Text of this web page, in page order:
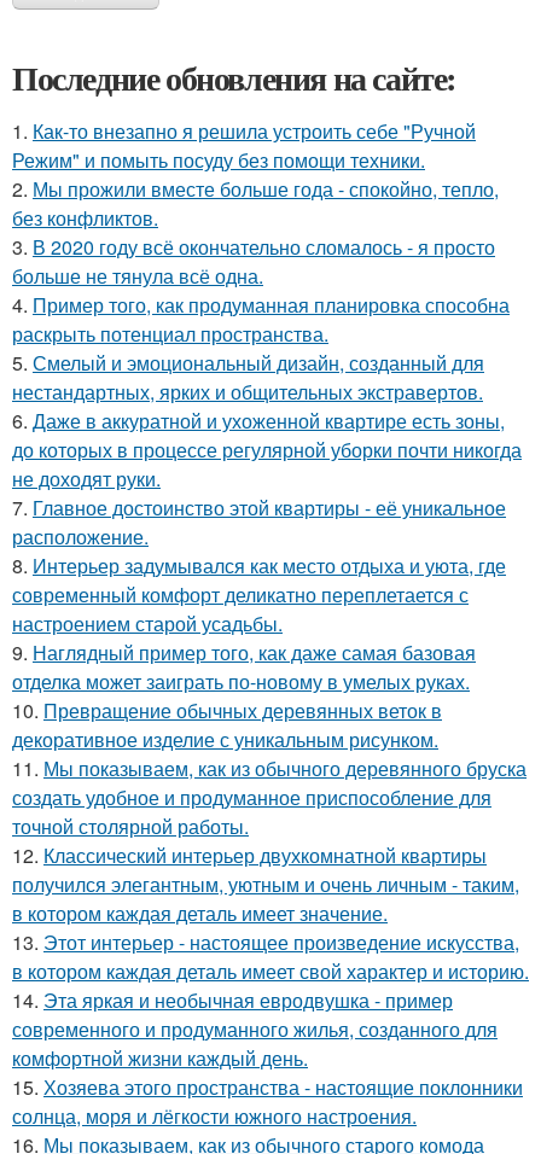
Последние обновления на сайте:
1. Как-то внезапно я решила устроить себе "Ручной
Режим" и помыть посуду без помощи техники.
2. Мы прожили вместе больше года - спокойно, тепло,
без конфликтов.
3. В 2020 году всё окончательно сломалось - я просто
больше не тянула всё одна.
4. Пример того, как продуманная планировка способна
раскрыть потенциал пространства.
5. Смелый и эмоциональный дизайн, созданный для
нестандартных, ярких и общительных экстравертов.
6. Даже в аккуратной и ухоженной квартире есть зоны,
до которых в процессе регулярной уборки почти никогда
не доходят руки.
7. Главное достоинство этой квартиры - её уникальное
расположение.
8. Интерьер задумывался как место отдыха и уюта, где
современный комфорт деликатно переплетается с
настроением старой усадьбы.
9. Наглядный пример того, как даже самая базовая
отделка может заиграть по-новому в умелых руках.
10. Превращение обычных деревянных веток в
декоративное изделие с уникальным рисунком.
11. Мы показываем, как из обычного деревянного бруска
создать удобное и продуманное приспособление для
точной столярной работы.
12. Классический интерьер двухкомнатной квартиры
получился элегантным, уютным и очень личным - таким,
в котором каждая деталь имеет значение.
13. Этот интерьер - настоящее произведение искусства,
в котором каждая деталь имеет свой характер и историю.
14. Эта яркая и необычная евродвушка - пример
современного и продуманного жилья, созданного для
комфортной жизни каждый день.
15. Хозяева этого пространства - настоящие поклонники
солнца, моря и лёгкости южного настроения.
16. Мы показываем, как из обычного старого комода